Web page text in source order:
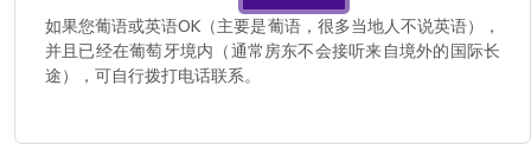
如果您葡语或英语OK（主要是葡语，很多当地人不说英语），
并且已经在葡萄牙境内（通常房东不会接听来自境外的国际长
途），可自行拨打电话联系。